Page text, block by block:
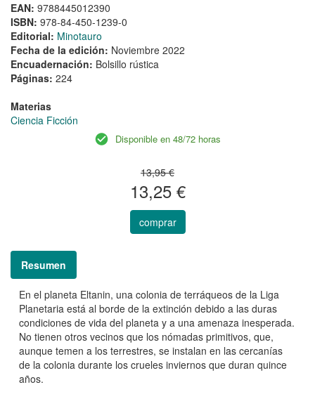
EAN: 9788445012390
ISBN: 978-84-450-1239-0
Editorial: Minotauro
Fecha de la edición: Noviembre 2022
Encuadernación: Bolsillo rústica
Páginas: 224
Materias
Ciencia Ficción
Disponible en 48/72 horas
13,95 €
13,25 €
comprar
Resumen
En el planeta Eltanin, una colonia de terráqueos de la Liga
Planetaria está al borde de la extinción debido a las duras
condiciones de vida del planeta y a una amenaza inesperada.
No tienen otros vecinos que los nómadas primitivos, que,
aunque temen a los terrestres, se instalan en las cercanías
de la colonia durante los crueles inviernos que duran quince
años.